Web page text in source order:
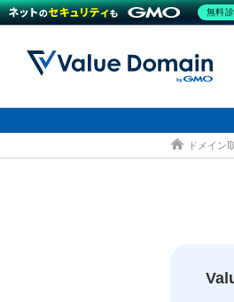
ドメイン
レンタルサー
セキュリティ
サービス ドメイン
無料